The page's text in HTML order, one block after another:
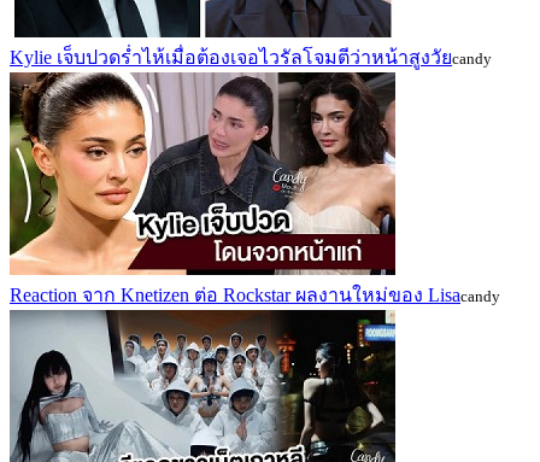
Kylie เจ็บปวดร่ำไห้เมื่อต้องเจอไวรัลโจมตีว่าหน้าสูงวัยcandy
Reaction จาก Knetizen ต่อ Rockstar ผลงานใหม่ของ Lisacandy